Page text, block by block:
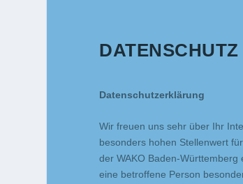
DATENSCHUTZ
Datenschutzerklärung
Wir freuen uns sehr über Ihr
besonders hohen Stellenwert
der WAKO Baden-
eine betroffene Person